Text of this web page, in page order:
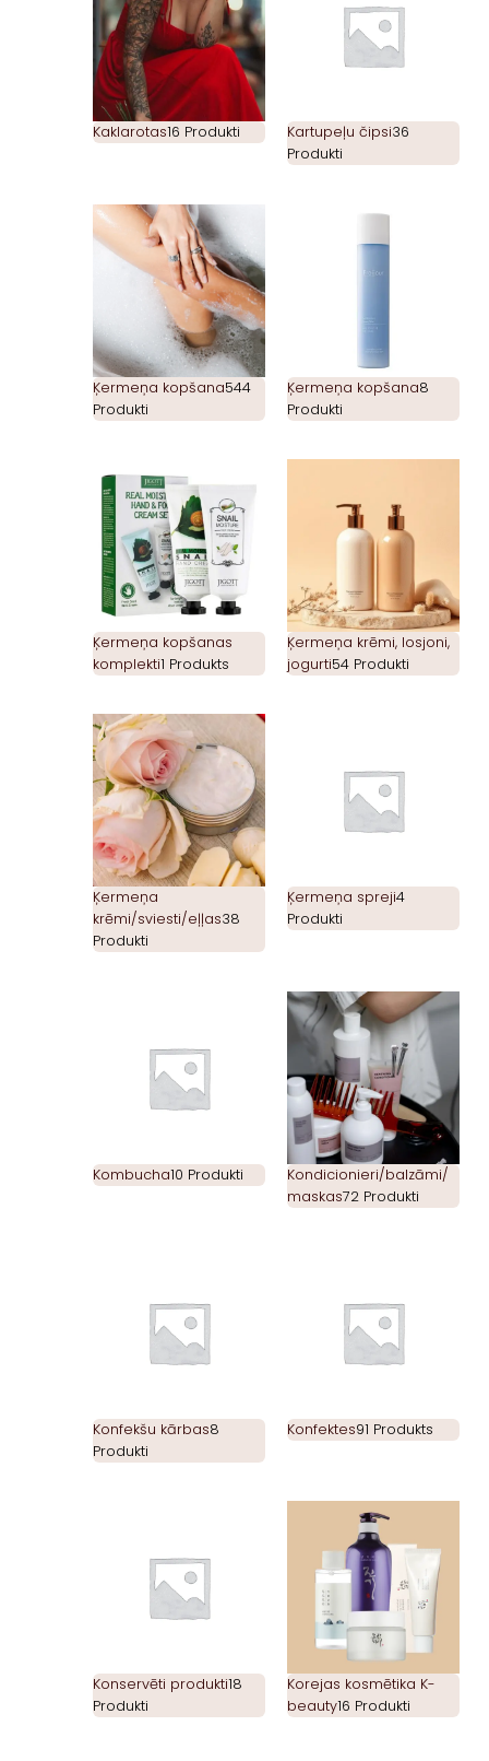
Kaklarotas16 Produkti Kartupeļu čipsi36
Produkti
Ķermeņa kopšana544
Produkti
Ķermeņa kopšana8
Produkti
Ķermeņa kopšanas
komplekti1 Produkts
Ķermeņa krēmi, losjoni,
jogurti54 Produkti
Ķermeņa
krēmi/sviesti/eļļas38
Produkti
Ķermeņa spreji4
Produkti
Kombucha10 Produkti
Kondicionieri/balzāmi/
maskas72 Produkti
Konfekšu kārbas8
Produkti
Konfektes91 Produkts
Konservēti produkti18
Produkti
Korejas kosmētika K-
beauty16 Produkti